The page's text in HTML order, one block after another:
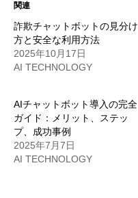
関連
詐欺チャットボットの見分け
方と安全な利用方法
2025年10月17日
AI TECHNOLOGY
AIチャットボット導入の完全
ガイド：メリット、ステッ
プ、成功事例
2025年7月7日
AI TECHNOLOGY